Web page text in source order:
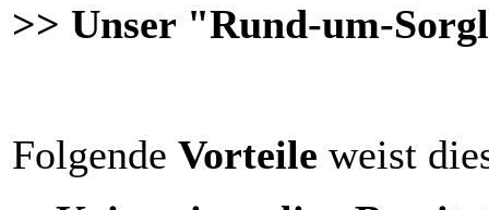
>> Unser "Rund-um-
Folgende Vorteile weist